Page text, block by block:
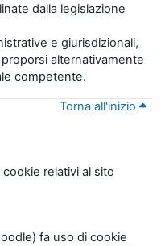
dalla legislazione
e giurisdizionali,
alternativamente
competente.
Torna all'inizio
relativi al sito
fa uso di cookie